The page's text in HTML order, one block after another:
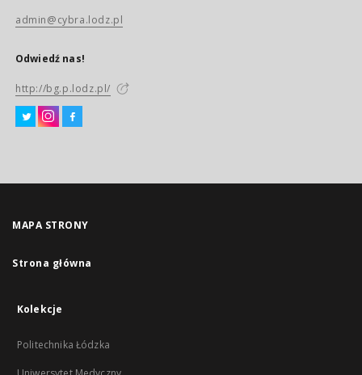
admin@cybra.lodz.pl
Odwiedź nas!
http://bg.p.lodz.pl/
MAPA STRONY
Strona główna
Kolekcje
Politechnika Łódzka